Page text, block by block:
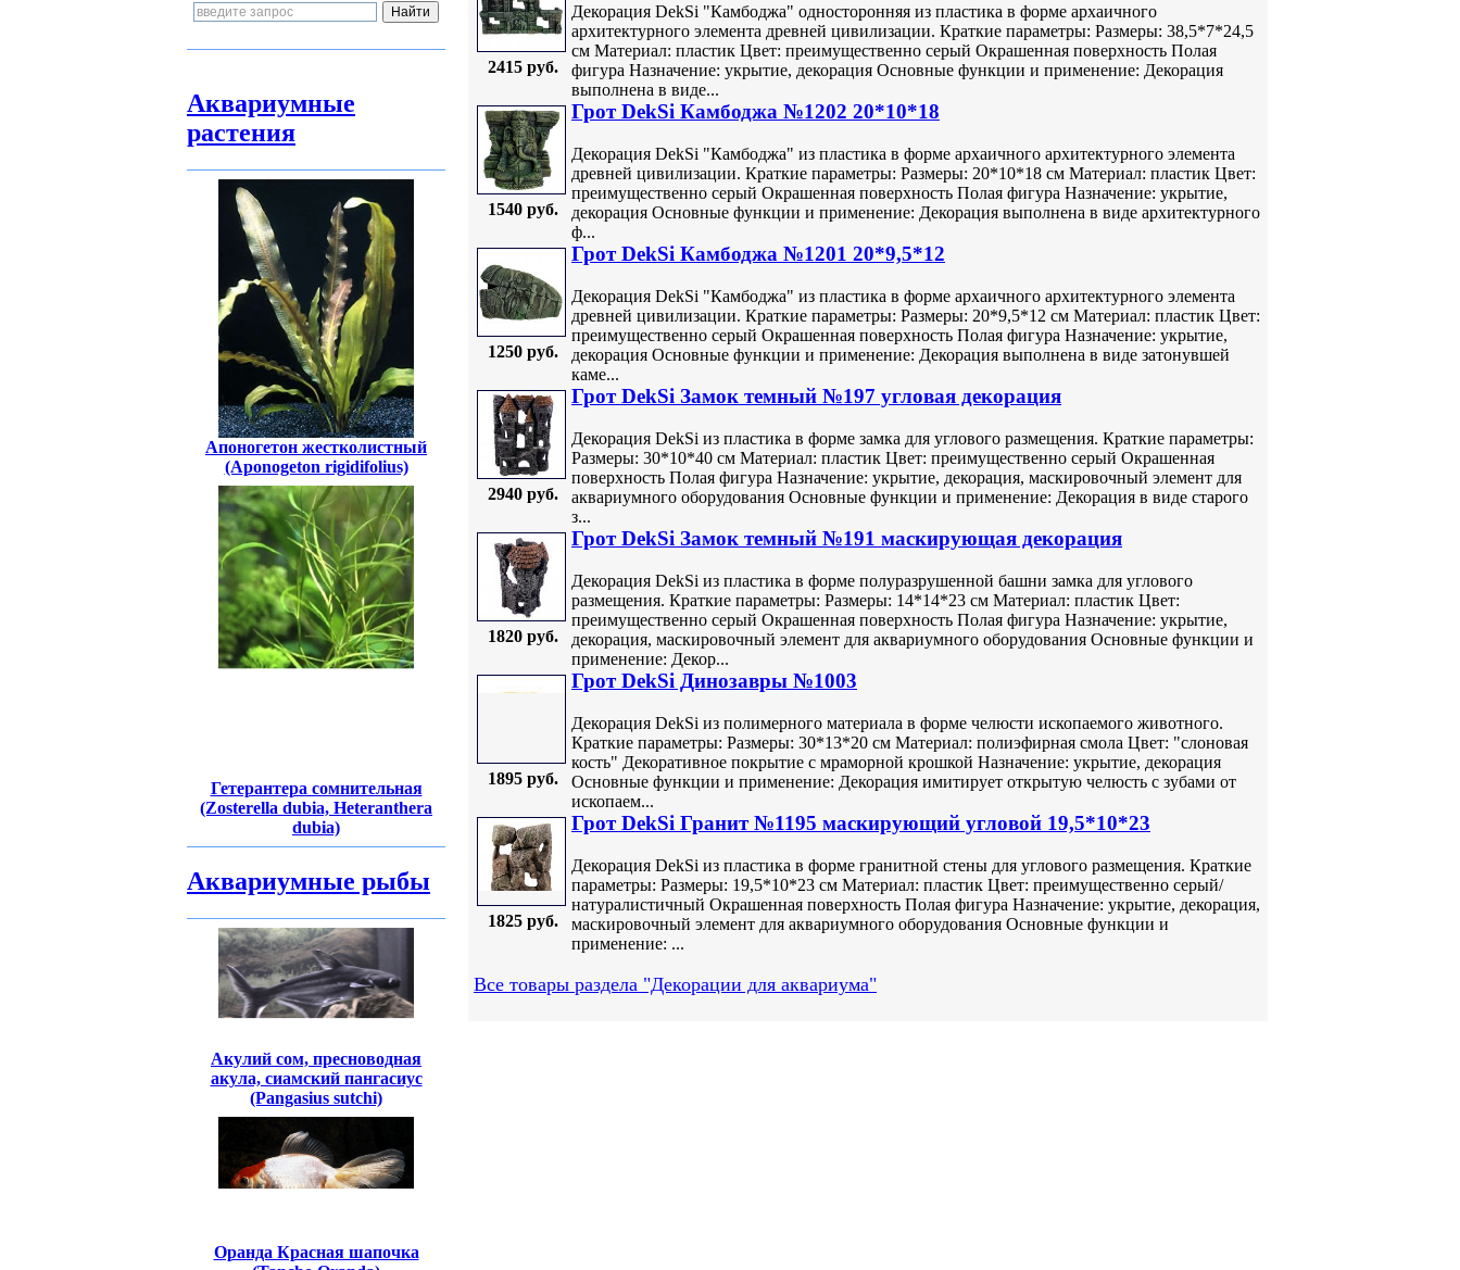
Аквариумные
растения
Апоногетон жестколистный
(Aponogeton rigidifolius)
Гетерантера сомнительная
(Zosterella dubia, Heteranthera
dubia)
Аквариумные рыбы
Акулий сом, пресноводная
акула, сиамский пангасиус
(Pangasius sutchi)
Оранда Красная шапочка
2415 руб.
Декорация DekSi "Камбоджа" односторонняя из пластика в форме архаичного
архитектурного элемента древней цивилизации. Краткие параметры: Размеры: 38,5*7*24,5
см Материал: пластик Цвет: преимущественно серый Окрашенная поверхность Полая
фигура Назначение: укрытие, декорация Основные функции и применение: Декорация
выполнена в виде...
1540 руб.
Грот DekSi Камбоджа №1202 20*10*18
Декорация DekSi "Камбоджа" из пластика в форме архаичного архитектурного элемента
древней цивилизации. Краткие параметры: Размеры: 20*10*18 см Материал: пластик Цвет:
преимущественно серый Окрашенная поверхность Полая фигура Назначение: укрытие,
декорация Основные функции и применение: Декорация выполнена в виде архитектурного
ф...
1250 руб.
Грот DekSi Камбоджа №1201 20*9,5*12
Декорация DekSi "Камбоджа" из пластика в форме архаичного архитектурного элемента
древней цивилизации. Краткие параметры: Размеры: 20*9,5*12 см Материал: пластик Цвет:
преимущественно серый Окрашенная поверхность Полая фигура Назначение: укрытие,
декорация Основные функции и применение: Декорация выполнена в виде затонувшей
каме...
2940 руб.
Грот DekSi Замок темный №197 угловая декорация
Декорация DekSi из пластика в форме замка для углового размещения. Краткие параметры:
Размеры: 30*10*40 см Материал: пластик Цвет: преимущественно серый Окрашенная
поверхность Полая фигура Назначение: укрытие, декорация, маскировочный элемент для
аквариумного оборудования Основные функции и применение: Декорация в виде старого
з...
1820 руб.
Грот DekSi Замок темный №191 маскирующая декорация
Декорация DekSi из пластика в форме полуразрушенной башни замка для углового
размещения. Краткие параметры: Размеры: 14*14*23 см Материал: пластик Цвет:
преимущественно серый Окрашенная поверхность Полая фигура Назначение: укрытие,
декорация, маскировочный элемент для аквариумного оборудования Основные функции и
применение: Декор...
1895 руб.
Грот DekSi Динозавры №1003
Декорация DekSi из полимерного материала в форме челюсти ископаемого животного.
Краткие параметры: Размеры: 30*13*20 см Материал: полиэфирная смола Цвет: "слоновая
кость" Декоративное покрытие с мраморной крошкой Назначение: укрытие, декорация
Основные функции и применение: Декорация имитирует открытую челюсть с зубами от
ископаем...
1825 руб.
Грот DekSi Гранит №1195 маскирующий угловой 19,5*10*23
Декорация DekSi из пластика в форме гранитной стены для углового размещения. Краткие
параметры: Размеры: 19,5*10*23 см Материал: пластик Цвет: преимущественно серый/
натуралистичный Окрашенная поверхность Полая фигура Назначение: укрытие, декорация,
маскировочный элемент для аквариумного оборудования Основные функции и
применение: ...
Все товары раздела "Декорации для аквариума"